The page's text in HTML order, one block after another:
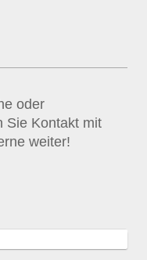
oder
Sie Kontakt mit
weiter!